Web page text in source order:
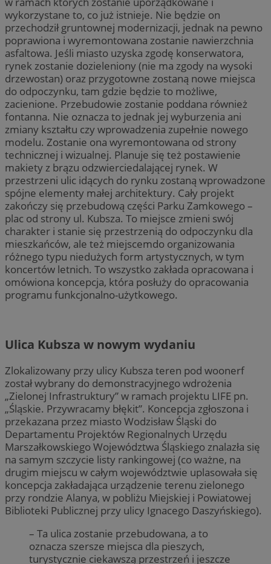
wykorzystane to, co już istnieje. Nie będzie on
przechodził gruntownej modernizacji, jednak na pewno
poprawiona i wyremontowana zostanie nawierzchnia
asfaltowa. Jeśli miasto uzyska zgodę konserwatora,
rynek zostanie dozieleniony (nie ma zgody na wysoki
drzewostan) oraz przygotowne zostaną nowe miejsca
do odpoczynku, tam gdzie będzie to możliwe,
zacienione. Przebudowie zostanie poddana również
fontanna. Nie oznacza to jednak jej wyburzenia ani
zmiany kształtu czy wprowadzenia zupełnie nowego
modelu. Zostanie ona wyremontowana od strony
technicznej i wizualnej. Planuje się też postawienie
makiety z brązu odzwierciedalającej rynek. W
przestrzeni ulic idących do rynku zostaną wprowadzone
spójne elementy małej architektury. Cały projekt
zakończy się przebudową części Parku Zamkowego –
plac od strony ul. Kubsza. To miejsce zmieni swój
charakter i stanie się przestrzenią do odpoczynku dla
mieszkańców, ale też miejscemdo organizowania
różnego typu niedużych form artystycznych, w tym
koncertów letnich. To wszystko zakłada opracowana i
omówiona koncepcja, która posłuży do opracowania
programu funkcjonalno-użytkowego.
Ulica Kubsza w nowym wydaniu
Zlokalizowany przy ulicy Kubsza teren pod woonerf
został wybrany do demonstracyjnego wdrożenia
„Zielonej Infrastruktury” w ramach projektu LIFE pn.
„Śląskie. Przywracamy błękit”. Koncepcja zgłoszona i
przekazana przez miasto Wodzisław Śląski do
Departamentu Projektów Regionalnych Urzędu
Marszałkowskiego Województwa Śląskiego znalazła się
na samym szczycie listy rankingowej (co ważne, na
drugim miejscu w całym województwie uplasowała się
koncepcja zakładająca urządzenie terenu zielonego
przy rondzie Alanya, w pobliżu Miejskiej i Powiatowej
Biblioteki Publicznej przy ulicy Ignacego Daszyńskiego).
– Ta ulica zostanie przebudowana, a to
oznacza szersze miejsca dla pieszych,
turystycznie ciekawszą przestrzeń i jeszcze